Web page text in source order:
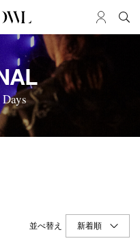
検索
求人
ンド一覧
並べ替え